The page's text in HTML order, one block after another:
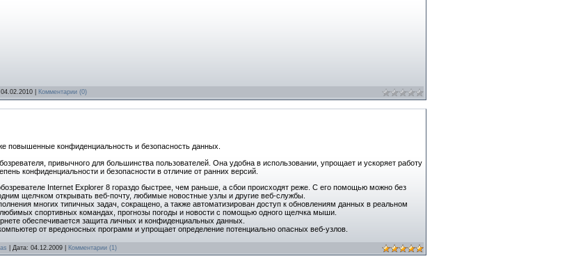
04.02.2010 Комментарии (0)
повышенные конфиденциальность и безопасность данных.
привычного для большинства пользователей. Она удобна в использовании, упрощает и ускоряет работу
конфиденциальности и безопасности в отличие от ранних версий.
Internet Explorer 8 гораздо быстрее, чем раньше, а сбои происходят реже. С его помощью можно без
щелчком открывать веб-почту, любимые новостные узлы и другие веб-службы.
многих типичных задач, сокращено, а также автоматизирован доступ к обновлениям данных в реальном
спортивных командах, прогнозы погоды и новости с помощью одного щелчка мыши.
обеспечивается защита личных и конфиденциальных данных.
от вредоносных программ и упрощает определение потенциально опасных веб-узлов.
| Дата: 04.12.2009 Комментарии (1)